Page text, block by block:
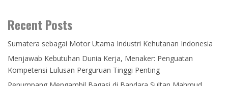
Recent Posts
Sumatera sebagai Motor Utama Industri Kehutanan Indonesia
Menjawab Kebutuhan Dunia Kerja, Menaker: Penguatan
Kompetensi Lulusan Perguruan Tinggi Penting